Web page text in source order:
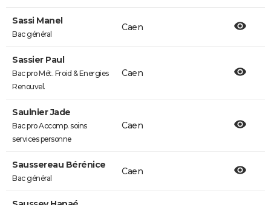
Sassi Manel
Bac général
Caen
Sassier Paul
Bac pro Mét. Froid & Energies
Renouvel.
Caen
Saulnier Jade
Bac pro Accomp. soins
services personne
Caen
Saussereau Bérénice
Bac général
Caen